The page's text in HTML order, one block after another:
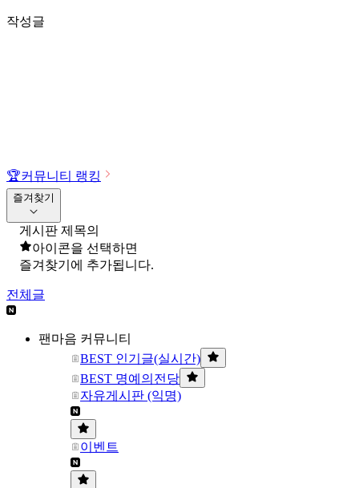
작성글
🏆커뮤니티 랭킹
즐겨찾기
게시판 제목의
아이콘을 선택하면
즐겨찾기에 추가됩니다.
전체글
팬마음 커뮤니티
BEST 인기글(실시간)
BEST 명예의전당
자유게시판 (익명)
이벤트